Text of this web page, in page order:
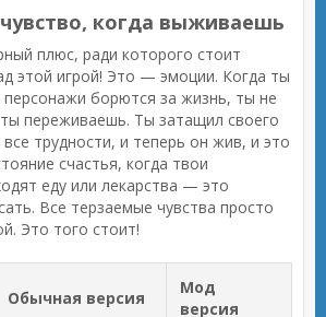
когда выживаешь
плюс, ради которого стоит
этой игрой! Это — эмоции. Когда ты
борются за жизнь, ты не
переживаешь. Ты затащил своего
трудности, и теперь он жив, и это
счастья, когда твои
еду или лекарства — это
Все терзаемые чувства просто
Это того стоит!
Обычная версия
Мод
версия